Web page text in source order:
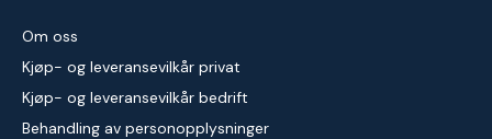
Om oss
Kjøp- og leveransevilkår privat
Kjøp- og leveransevilkår bedrift
Behandling av personopplysninger